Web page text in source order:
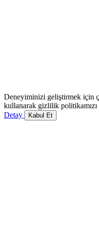
Deneyiminizi geliştirmek için
kullanarak gizlilik
Detay
Kabul Et